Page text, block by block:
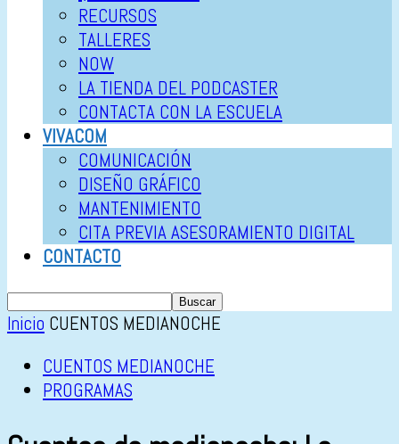
RECURSOS
TALLERES
NOW
LA TIENDA DEL PODCASTER
CONTACTA CON LA ESCUELA
VIVACOM
COMUNICACIÓN
DISEÑO GRÁFICO
MANTENIMIENTO
CITA PREVIA ASESORAMIENTO DIGITAL
CONTACTO
Inicio CUENTOS MEDIANOCHE
CUENTOS MEDIANOCHE
PROGRAMAS